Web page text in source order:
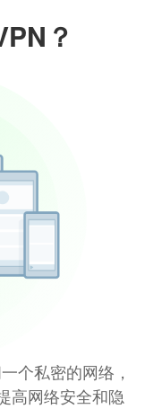
？
个私密的网络，
高网络安全和隐